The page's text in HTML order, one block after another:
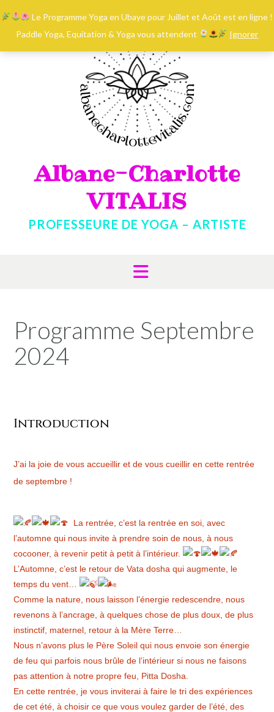
Le Programme Yoga en Ubaye pour Juillet et Août est en ligne !
Paddle Yoga, Equitation & Yoga vous attendent
Ignorer
principal
to
content
Albane-Charlotte
VITALIS
PROFESSEURE DE YOGA – ARTISTE
Programme Septembre
2024
Introduction
J’ai la joie de vous accueillir et de vous cueillir en cette rentrée
de septembre !
La rentrée, c’est la rentrée en soi, avec
l’automne qui nous invite à prendre soin de nous, à nous
cocooner, à revenir petit à petit à l’intérieur.
L’Automne, c’est le retour de Vata dosha qui augmente, le
temps du vent…
Comme la nature, nous laisson l’énergie redescendre, nous
revenons à l’ancrage, à quelques chose de plus doux, de plus
instinctif, maternel, retour à la Mère Terre…
Nous n’avons plus le Père Soleil qui nous envoie son énergie
de feu qui parfois nous brûle de l’intérieur si nous ne faisons
pas attention à notre propre feu, Pitta Dosha.
En cette rentrée, je vous inviterai à faire le tri des expériences
de cet été, à choisir ce que vous voulez garder de l’été, des